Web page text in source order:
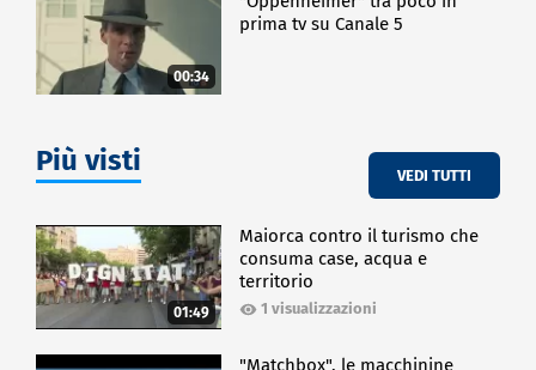
00:34
prima tv su Canale 5
Più visti VEDI TUTTI
01:49
Maiorca contro il turismo che
consuma case, acqua e
territorio
1 visualizzazioni
"Matchbox", le macchinine